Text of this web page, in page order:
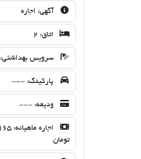
آگهی: اجاره
اتاق: 2
سرویس بهداشتی:
پارکینگ: ---
ودیعه: ---
اجاره ماهیانه:
تومان